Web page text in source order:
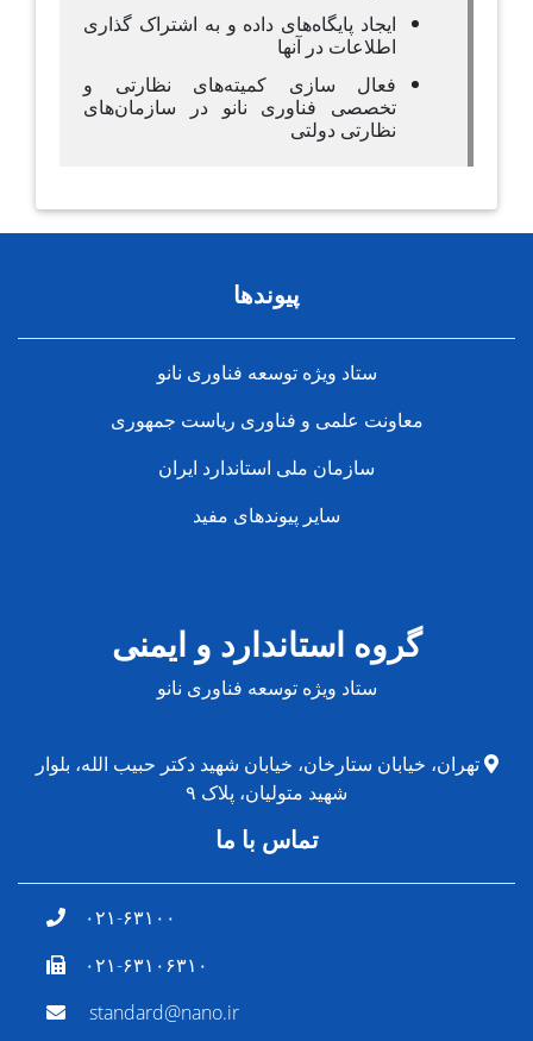
ایجاد پایگاه‌های داده و به اشتراک گذاری
اطلاعات در آنها
فعال سازی کمیته‌های نظارتی و
تخصصی فناوری نانو در سازمان‌های
نظارتی دولتی
پیوندها
ستاد ویژه توسعه فناوری نانو
معاونت علمی و فناوری ریاست جمهوری
سازمان ملی استاندارد ایران
سایر پیوندهای مفید
گروه استاندارد و ایمنی
ستاد ویژه توسعه فناوری نانو
تهران، خیابان ستارخان، خیابان شهید دکتر حبیب الله، بلوار
شهید متولیان، پلاک ۹
تماس با ما
۰۲۱-۶۳۱۰۰
۰۲۱-۶۳۱۰۶۳۱۰
standard@nano.ir